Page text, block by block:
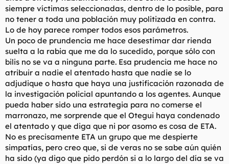
siempre víctimas seleccionadas, dentro de lo posible, para
no tener a toda una población muy politizada en contra.
Lo de hoy parece romper todos esos parámetros.
Un poco de prundencia me hace desestimar dar rienda
suelta a la rabia que me da lo sucedido, porque sólo con
bilis no se va a ninguna parte. Esa prudencia me hace no
atribuir a nadie el atentado hasta que nadie se lo
adjudique o hasta que haya una justificación razonada de
la investigación policial apuntando a los agentes. Aunque
pueda haber sido una estrategia para no comerse el
marronazo, me sorprende que el Otegui haya condenado
el atentado y que diga que ni por asomo es cosa de ETA.
No es precisamente ETA un grupo que me despierte
simpatías, pero creo que, si de veras no se sabe aún quién
ha sido (ya digo que pido perdón si a lo largo del día se va